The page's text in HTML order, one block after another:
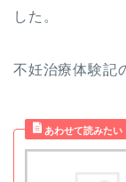
した。
不妊治療体験記